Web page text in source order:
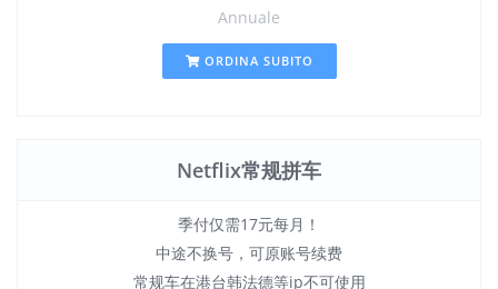
Annuale
ORDINA SUBITO
Netflix常规拼车
季付仅需17元每月！
中途不换号，可原账号续费
常规车在港台韩法德等ip不可使用